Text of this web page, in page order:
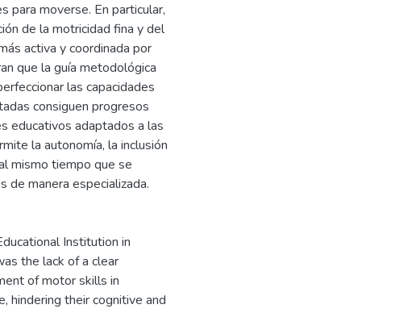
para moverse. En particular,
de la motricidad fina y del
activa y coordinada por
que la guía metodológica
las capacidades
consiguen progresos
educativos adaptados a las
la autonomía, la inclusión
mismo tiempo que se
manera especializada.
Institution in
the lack of a clear
of motor skills in
hindering their cognitive and